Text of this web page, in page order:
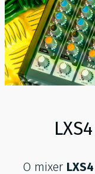
O mixer LXS4